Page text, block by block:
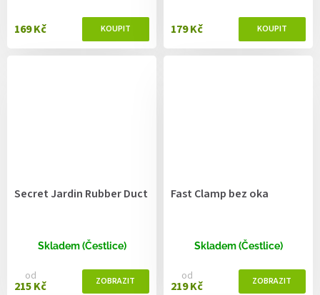
169 Kč 179 Kč
Secret Jardin Rubber Duct
Skladem (Čestlice)
od
215 Kč
Fast Clamp bez oka
Skladem (Čestlice)
od
219 Kč